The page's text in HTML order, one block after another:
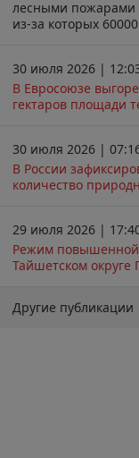
лесными пожарами
из-за которых
30 июля 2026 |
В Евросоюзе
гектаров площади
30 июля 2026 |
В России
количество
29 июля 2026 |
Режим повышенной
Тайшетском округе
Другие публикации